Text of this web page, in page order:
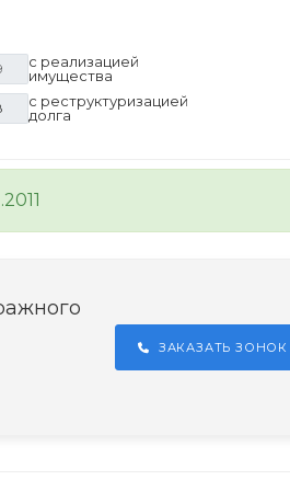
с реализацией
имущества
с реструктуризацией
долга
ЗАКАЗАТЬ ЗОНОК